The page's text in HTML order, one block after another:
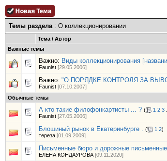
Темы раздела: О коллекционировании
Тема / Автор
Важные темы
Важно: Виды коллекционирования
Faunist [29.05.2006]
Важно: "О ПОРЯДКЕ КОНТРОЛЯ ЗА
Faunist [07.10.2007]
Обычные темы
А кто-такие филофонкартисты ... ? ( 1 2 3
Faunist [27.05.2006]
Блошиный рынок в Екатеринбурге . ( 1 2)
тереза [01.09.2009]
Письменные бюро и дорожные
ЕЛЕНА КОНДАУРОВА [09.11.2020]